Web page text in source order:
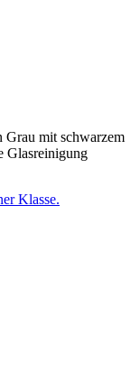
Klasse.